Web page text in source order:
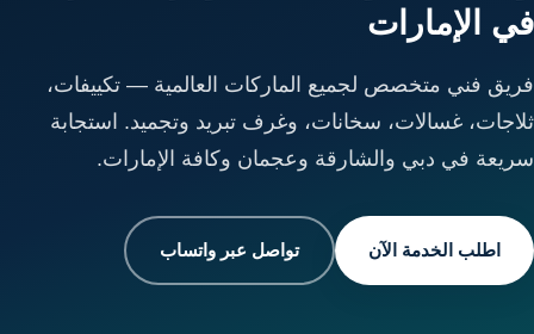
EN — English Version
في الإمارات
فريق فني متخصص لجميع الماركات العالمية — تكييفات،
ثلاجات، غسالات، سخانات، وغرف تبريد وتجميد. استجابة
سريعة في دبي والشارقة وعجمان وكافة الإمارات.
اطلب الخدمة الآن تواصل عبر واتساب